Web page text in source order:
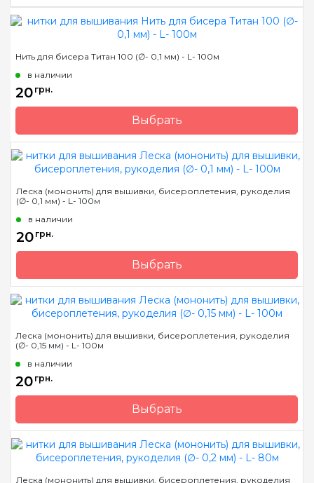
Бренд
Spark Beads
Страна-производитель
Китай
Нить для бисера Титан 100 (∅- 0,1 мм) - L- 100м
в наличии
20 грн.
Выбрать
Бренд
Spark Beads
Страна-производитель
Китай
Состав
Леска (мононить) для вышивки, бисероплетения, рукоделия
(∅- 0,1 мм) - L- 100м
в наличии
20 грн.
Выбрать
Бренд
Spark Beads
Страна-производитель
Китай
Состав
Леска (мононить) для вышивки, бисероплетения, рукоделия
(∅- 0,15 мм) - L- 100м
в наличии
20 грн.
Выбрать
Бренд
Spark Beads
Страна-производитель
Китай
Леска (мононить) для вышивки, бисероплетения, рукоделия